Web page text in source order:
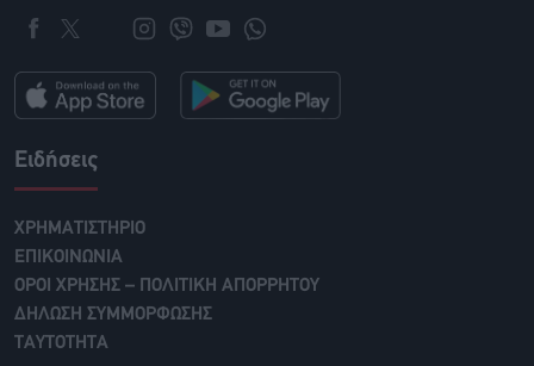
Ειδήσεις
ΧΡΗΜΑΤΙΣΤΗΡΙΟ
ΕΠΙΚΟΙΝΩΝΙΑ
ΟΡΟΙ ΧΡΗΣΗΣ – ΠΟΛΙΤΙΚΗ ΑΠΟΡΡΗΤΟΥ
ΔΗΛΩΣΗ ΣΥΜΜΟΡΦΩΣΗΣ
ΤΑΥΤΟΤΗΤΑ